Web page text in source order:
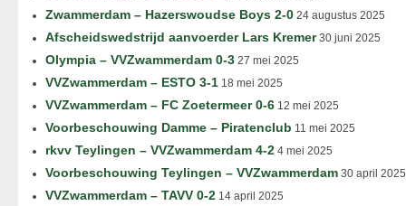
Zwammerdam – Hazerswoudse Boys 2-0 24 augustus 2025
Afscheidswedstrijd aanvoerder Lars Kremer30 juni 2025
Olympia – VVZwammerdam 0-3 27 mei 2025
VVZwammerdam – ESTO 3-1 18 mei 2025
VVZwammerdam – FC Zoetermeer 0-6 12 mei 2025
Voorbeschouwing Damme – Piratenclub 11 mei 2025
rkvv Teylingen – VVZwammerdam 4-2 4 mei 2025
Voorbeschouwing Teylingen – VVZwammerdam 30 april 2025
VVZwammerdam – TAVV 0-2 14 april 2025